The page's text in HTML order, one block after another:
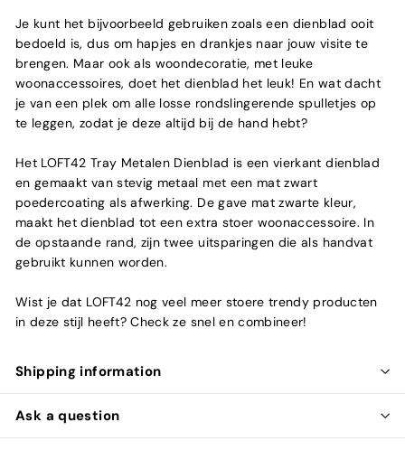
Je kunt het bijvoorbeeld gebruiken zoals een dienblad ooit
bedoeld is, dus om hapjes en drankjes naar jouw visite te
brengen. Maar ook als woondecoratie, met leuke
woonaccessoires, doet het dienblad het leuk! En wat dacht
je van een plek om alle losse rondslingerende spulletjes op
te leggen, zodat je deze altijd bij de hand hebt?
Het LOFT42 Tray Metalen Dienblad is een vierkant dienblad
en gemaakt van stevig metaal met een mat zwart
poedercoating als afwerking. De gave mat zwarte kleur,
maakt het dienblad tot een extra stoer woonaccessoire. In
de opstaande rand, zijn twee uitsparingen die als handvat
gebruikt kunnen worden.
Wist je dat LOFT42 nog veel meer stoere trendy producten
in deze stijl heeft? Check ze snel en combineer!
Shipping information
Ask a question